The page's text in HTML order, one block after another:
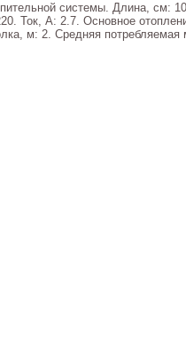
системы. Длина, см:
Ток, А: 2.7. Основное
м: 2. Средняя потребляемая